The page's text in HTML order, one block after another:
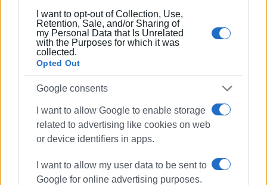
I want to opt-out of Collection, Use,
Retention, Sale, and/or Sharing of
my Personal Data that Is Unrelated
with the Purposes for which it was
collected.
Opted Out
Google consents
I want to allow Google to enable storage
related to advertising like cookies on web
or device identifiers in apps.
I want to allow my user data to be sent to
Google for online advertising purposes.
Ελένη Κορωνάκη
Εργάζεται στις Εκδόσεις Ενημέρωση από το
1990 σε θέσεις υψηλής ευθύνης. Ειδικεύεται στις
δημόσιες σχέσεις, το ελεύθερο και το
καλλιτεχνικό ρεπορτάζ.
Ακολουθήστε το enimerosi στοFacebook